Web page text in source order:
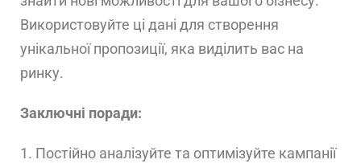
Використовуйте ці дані для створення
унікальної пропозиції, яка виділить вас на
ринку.
Заключні поради:
1. Постійно аналізуйте та оптимізуйте кампанії